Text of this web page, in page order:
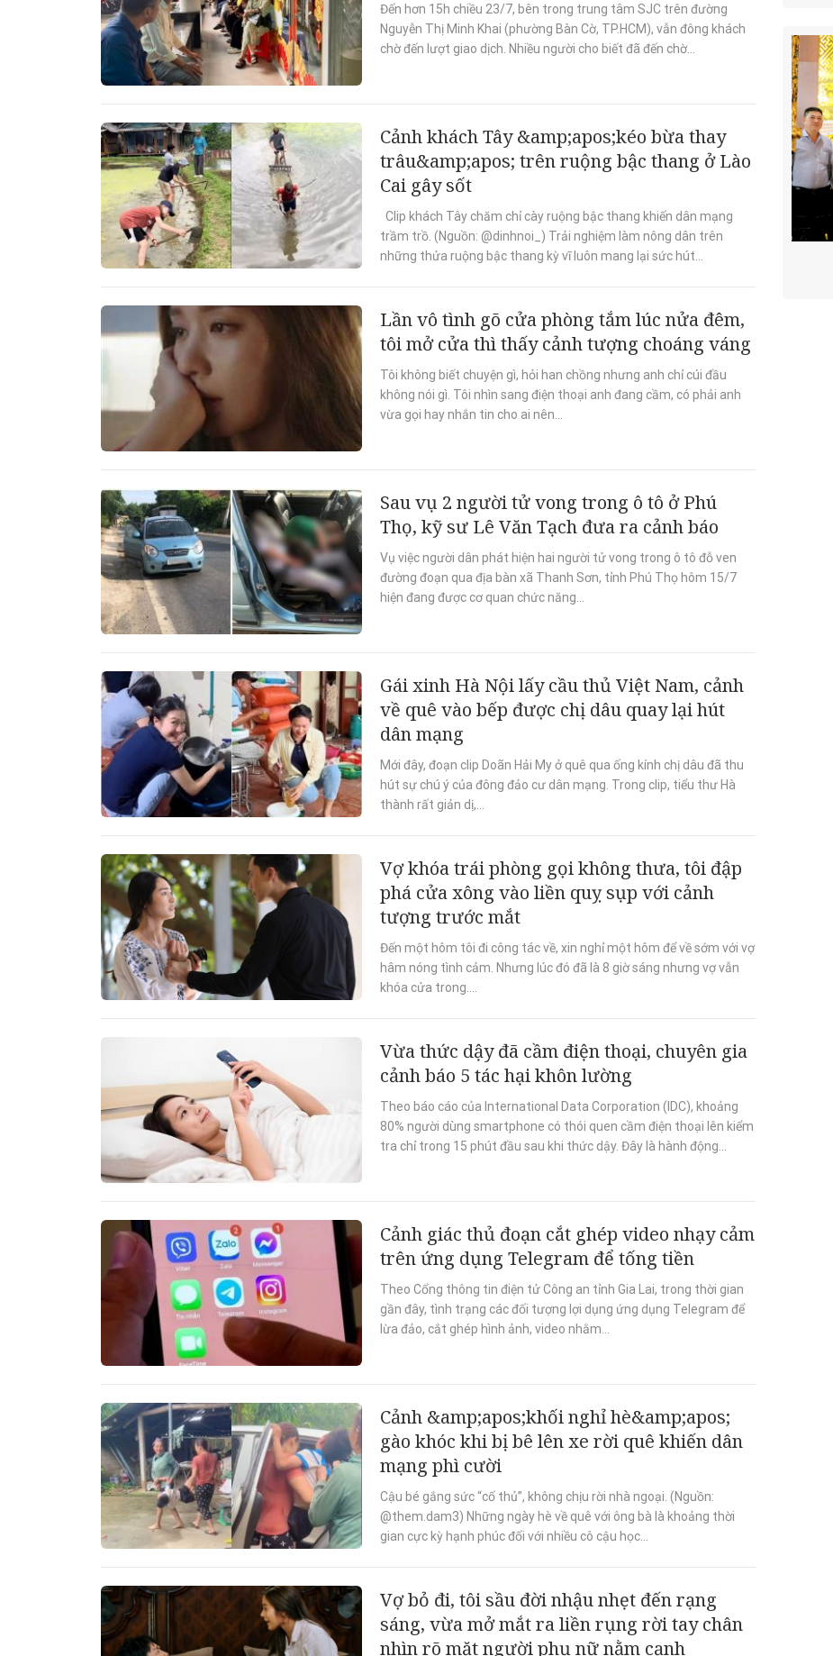
Đến hơn 15h chiều 23/7, bên trong trung tâm SJC trên đường
Nguyễn Thị Minh Khai (phường Bàn Cờ, TP.HCM), vẫn đông khách
chờ đến lượt giao dịch. Nhiều người cho biết đã đến chờ...
Cảnh khách Tây &amp;apos;kéo bừa thay
trâu&amp;apos; trên ruộng bậc thang ở Lào
Cai gây sốt
Clip khách Tây chăm chỉ cày ruộng bậc thang khiến dân mạng
trầm trồ. (Nguồn: @dinhnoi_) Trải nghiệm làm nông dân trên
những thửa ruộng bậc thang kỳ vĩ luôn mang lại sức hút...
Lần vô tình gõ cửa phòng tắm lúc nửa đêm,
tôi mở cửa thì thấy cảnh tượng choáng váng
Tôi không biết chuyện gì, hỏi han chồng nhưng anh chỉ cúi đầu
không nói gì. Tôi nhìn sang điện thoại anh đang cầm, có phải anh
vừa gọi hay nhắn tin cho ai nên...
Sau vụ 2 người tử vong trong ô tô ở Phú
Thọ, kỹ sư Lê Văn Tạch đưa ra cảnh báo
Vụ việc người dân phát hiện hai người tử vong trong ô tô đỗ ven
đường đoạn qua địa bàn xã Thanh Sơn, tỉnh Phú Thọ hôm 15/7
hiện đang được cơ quan chức năng...
Gái xinh Hà Nội lấy cầu thủ Việt Nam, cảnh
về quê vào bếp được chị dâu quay lại hút
dân mạng
Mới đây, đoạn clip Doãn Hải My ở quê qua ống kính chị dâu đã thu
hút sự chú ý của đông đảo cư dân mạng. Trong clip, tiểu thư Hà
thành rất giản dị,...
Vợ khóa trái phòng gọi không thưa, tôi đập
phá cửa xông vào liền quỵ sụp với cảnh
tượng trước mắt
Đến một hôm tôi đi công tác về, xin nghỉ một hôm để về sớm với vợ
hâm nóng tình cảm. Nhưng lúc đó đã là 8 giờ sáng nhưng vợ vẫn
khóa cửa trong....
Vừa thức dậy đã cầm điện thoại, chuyên gia
cảnh báo 5 tác hại khôn lường
Theo báo cáo của International Data Corporation (IDC), khoảng
80% người dùng smartphone có thói quen cầm điện thoại lên kiểm
tra chỉ trong 15 phút đầu sau khi thức dậy. Đây là hành động...
Cảnh giác thủ đoạn cắt ghép video nhạy cảm
trên ứng dụng Telegram để tống tiền
Theo Cổng thông tin điện tử Công an tỉnh Gia Lai, trong thời gian
gần đây, tình trạng các đối tượng lợi dụng ứng dụng Telegram để
lừa đảo, cắt ghép hình ảnh, video nhằm...
Cảnh &amp;apos;khối nghỉ hè&amp;apos;
gào khóc khi bị bê lên xe rời quê khiến dân
mạng phì cười
Cậu bé gắng sức “cố thủ”, không chịu rời nhà ngoại. (Nguồn:
@them.dam3) Những ngày hè về quê với ông bà là khoảng thời
gian cực kỳ hạnh phúc đối với nhiều cô cậu học...
Vợ bỏ đi, tôi sầu đời nhậu nhẹt đến rạng
sáng, vừa mở mắt ra liền rụng rời tay chân
nhìn rõ mặt người phụ nữ nằm cạnh